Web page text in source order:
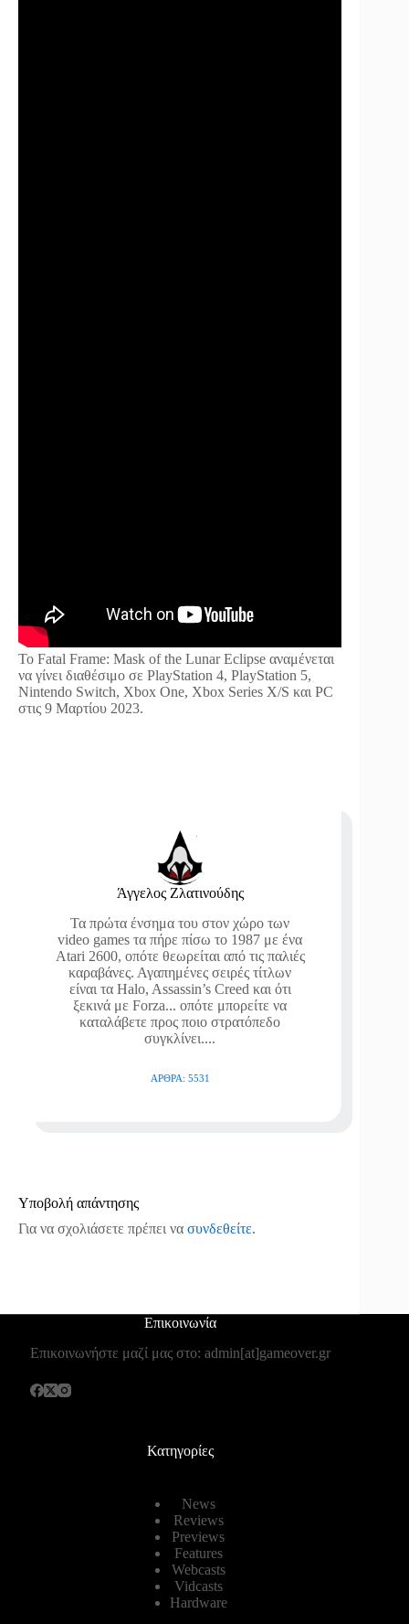
Το Fatal Frame: Mask of the Lunar Eclipse αναμένεται
να γίνει διαθέσιμο σε PlayStation 4, PlayStation 5,
Nintendo Switch, Xbox One, Xbox Series X/S και PC
στις 9 Μαρτίου 2023.
Άγγελος Ζλατινούδης
Τα πρώτα ένσημα του στον χώρο των
video games τα πήρε πίσω το 1987 με ένα
Atari 2600, οπότε θεωρείται από τις παλιές
καραβάνες. Αγαπημένες σειρές τίτλων
είναι τα Halo, Assassin’s Creed και ότι
ξεκινά με Forza... οπότε μπορείτε να
καταλάβετε προς ποιο στρατόπεδο
συγκλίνει....
ΆΡΘΡΑ: 5531
Υποβολή απάντησης
Για να σχολιάσετε πρέπει να συνδεθείτε.
Επικοινωνία
Επικοινωνήστε μαζί μας στο: admin[at]gameover.gr
Κατηγορίες
News
Reviews
Previews
Features
Webcasts
Vidcasts
Hardware